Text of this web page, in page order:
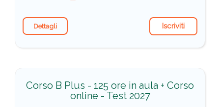
Dettagli Iscriviti
Corso B Plus - 125 ore in aula + Corso
online - Test 2027